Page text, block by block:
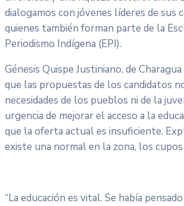
dialogamos con jóvenes líderes de sus
quienes también forman parte de la
Periodismo Indígena (EPI).
Génesis Quispe Justiniano, de
que las propuestas de los candidatos
necesidades de los pueblos ni de la
urgencia de mejorar el acceso a la
que la oferta actual es insuficiente.
existe una normal en la zona, los
“La educación es vital. Se había